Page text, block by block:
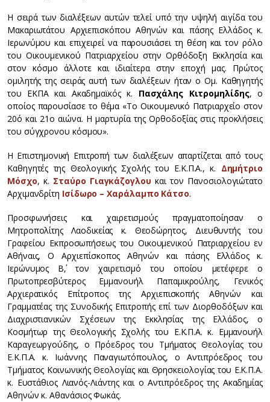
Η σειρά των διαλέξεων αυτών τελεί υπό την υψηλή αιγίδα του
Μακαριωτάτου Αρχιεπισκόπου Αθηνών και πάσης Ελλάδος κ.
Ιερωνύμου και επιχειρεί να παρουσιάσει τη θέση και τον ρόλο
του Οικουμενικού Πατριαρχείου στην Ορθόδοξη Εκκλησία και
στον κόσμο άλλοτε και ιδιαίτερα στην εποχή μας. Πρώτος
ομιλητής της σειράς αυτή των διαλέξεων ήταν ο Ομ. Καθηγητής
του ΕΚΠΑ και Ακαδημαϊκός κ. Πασχάλης Κιτρομηλίδης, ο
οποίος παρουσίασε το θέμα «Το Οικουμενικό Πατριαρχείο στον
20ό και 21ο αιώνα. Η μαρτυρία της Ορθοδοξίας στις προκλήσεις
του σύγχρονου κόσμου».
Η Επιστημονική Επιτροπή των διαλέξεων απαρτίζεται από τους
Καθηγητές της Θεολογικής Σχολής του Ε.Κ.Π.Α., κ. Δημήτριο
Μόσχο, κ. Σταύρο Γιαγκάζογλουκαι τον Πανοσιολογιώτατο
Αρχιμανδρίτη Ισίδωρο – Χαράλαμπο Κάτσο.
Προσφωνήσεις και χαιρετισμούς πραγματοποίησαν ο
Μητροπολίτης Λαοδικείας κ. Θεοδώρητος, Διευθυντής του
Γραφείου Εκπροσωπήσεως του Οικουμενικού Πατριαρχείου εν
Αθήναις, Ο Αρχιεπίσκοπος Αθηνών και πάσης Ελλάδος κ.
Ιερώνυμος Β΄, τον χαιρετισμό του οποίου μετέφερε ο
Πρωτοπρεσβύτερος Εμμανουήλ Παπαμικρούλης, Γενικός
Αρχιερατικός Επίτροπος της Αρχιεπισκοπής Αθηνών και
Γραμματέας της Συνοδικής Επιτροπής επί των Διορθοδόξων και
Διαχριστιανικών Σχέσεων της Εκκλησίας της Ελλάδος, ο
Κοσμήτωρ της Θεολογικής Σχολής του Ε.Κ.Π.Α. κ. Εμμανουήλ
Καραγεωργούδης, ο Πρόεδρος του Τμήματος Θεολογίας του
Ε.Κ.Π.Α. κ. Ιωάννης Παναγιωτόπουλος, ο Αντιπρόεδρος του
Τμήματος Κοινωνικής Θεολογίας και Θρησκειολογίας του Ε.Κ.Π.Α.
κ. Ευστάθιος Λιανός-Λιάντης και ο Αντιπρόεδρος της Ακαδημίας
Αθηνών κ. Αθανάσιος Φωκάς.